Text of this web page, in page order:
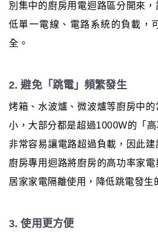
別集中的廚房用電迴路區分開來
低單一電線、電路系統的負載，
全。
2. 避免「跳電」頻繁發生
烤箱、水波爐、微波爐等廚房中
小，大部分都是超過1000W的「
非常容易讓電路超過負載，因此建
廚房專用迴路將廚房的高功率家
居家家電隔離使用，降低跳電發生
3. 使用更方便